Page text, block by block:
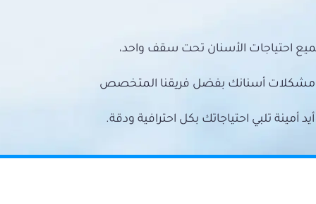
احتياجات الأسنان تحت سقف واحد،
مشكلات أسنانك بفضل فريقنا المتخصص
تلبي احتياجاتك بكل احترافية ودقة.